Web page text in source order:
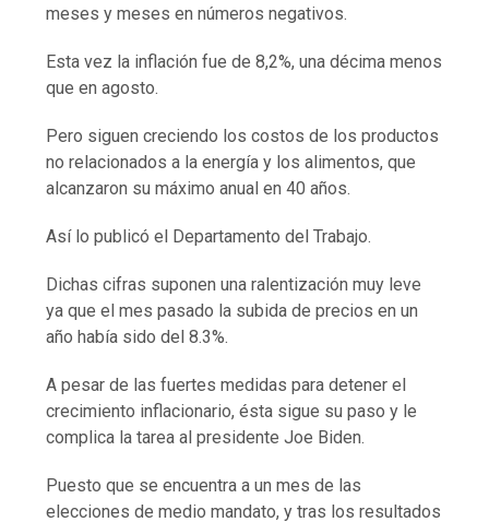
meses y meses en números negativos.
Esta vez la inflación fue de 8,2%, una décima menos
que en agosto.
Pero siguen creciendo los costos de los productos
no relacionados a la energía y los alimentos, que
alcanzaron su máximo anual en 40 años.
Así lo publicó el Departamento del Trabajo.
Dichas cifras suponen una ralentización muy leve
ya que el mes pasado la subida de precios en un
año había sido del 8.3%.
A pesar de las fuertes medidas para detener el
crecimiento inflacionario, ésta sigue su paso y le
complica la tarea al presidente Joe Biden.
Puesto que se encuentra a un mes de las
elecciones de medio mandato, y tras los resultados